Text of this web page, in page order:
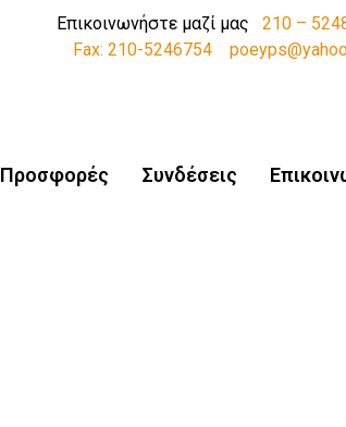
Επικοινωνήστε μαζί μας 210 –
Fax: 210-5246754
Προσφορές Συνδέσεις